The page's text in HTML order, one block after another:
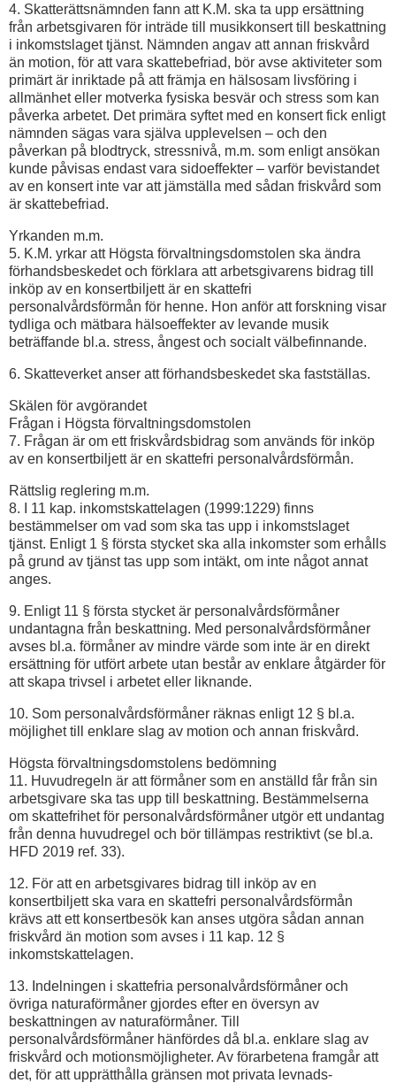
4. Skatterättsnämnden fann att K.M. ska ta upp ersättning
från arbetsgivaren för inträde till musikkonsert till beskattning
i inkomstslaget tjänst. Nämnden angav att annan frisk­vård
än motion, för att vara skattebefriad, bör avse aktiviteter som
primärt är inriktade på att främja en hälsosam livsföring i
allmänhet eller motverka fysiska besvär och stress som kan
påverka arbetet. Det primära syftet med en konsert fick enligt
nämnden sägas vara själva upplevelsen – och den
påverkan på blodtryck, stressnivå, m.m. som enligt ansökan
kunde påvisas endast vara sidoeffekter – varför bevistandet
av en konsert inte var att jämställa med sådan friskvård som
är skattebefriad.
Yrkanden m.m.
5. K.M. yrkar att Högsta förvaltningsdomstolen ska ändra
förhandsbeskedet och förklara att arbetsgivarens bidrag till
inköp av en konsertbiljett är en skattefri
personalvårdsförmån för henne. Hon anför att forskning visar
tydliga och mätbara hälso­effekter av levande musik
beträffande bl.a. stress, ångest och socialt välbefinnande.
6. Skatteverket anser att förhandsbeskedet ska fastställas.
Skälen för avgörandet
Frågan i Högsta förvaltningsdomstolen
7. Frågan är om ett friskvårdsbidrag som används för inköp
av en konsertbiljett är en skattefri personalvårdsförmån.
Rättslig reglering m.m.
8. I 11 kap. inkomstskattelagen (1999:1229) finns
bestämmelser om vad som ska tas upp i inkomstslaget
tjänst. Enligt 1 § första stycket ska alla inkomster som erhålls
på grund av tjänst tas upp som intäkt, om inte något annat
anges.
9. Enligt 11 § första stycket är personalvårdsförmåner
undantagna från beskattning. Med personalvårdsförmåner
avses bl.a. förmåner av mindre värde som inte är en direkt
ersättning för utfört arbete utan består av enklare åtgärder för
att skapa trivsel i arbetet eller liknande.
10. Som personalvårdsförmåner räknas enligt 12 § bl.a.
möjlighet till enklare slag av motion och annan friskvård.
Högsta förvaltningsdomstolens bedömning
11. Huvudregeln är att förmåner som en anställd får från sin
arbetsgivare ska tas upp till beskattning. Bestämmelserna
om skattefrihet för personalvårdsförmåner utgör ett undantag
från denna huvudregel och bör tillämpas restriktivt (se bl.a.
HFD 2019 ref. 33).
12. För att en arbetsgivares bidrag till inköp av en
konsertbiljett ska vara en skattefri personalvårdsförmån
krävs att ett konsertbesök kan anses utgöra sådan annan
friskvård än motion som avses i 11 kap. 12 §
inkomstskattelagen.
13. Indelningen i skattefria personalvårdsförmåner och
övriga naturaförmåner gjordes efter en översyn av
beskattningen av naturaförmåner. Till
personalvårdsförmåner hänfördes då bl.a. enklare slag av
friskvård och motionsmöjligheter. Av förarbetena framgår att
det, för att upprätthålla gränsen mot privata levnads­